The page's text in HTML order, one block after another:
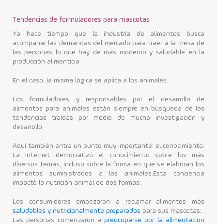
Tendencias de formuladores para mascotas
Ya hace tiempo que la industria de alimentos busca
acompañar las demandas del mercado para traer a la mesa de
las personas lo que hay de más moderno y saludable en la
producción alimenticia.
En el caso, la misma lógica se aplica a los animales.
Los formuladores y responsables por el desarrollo de
alimentos para animales están siempre en búsqueda de las
tendencias traídas por medio de mucha investigación y
desarrollo.
Aquí también entra un punto muy importante: el conocimiento.
La Internet democratizó el conocimiento sobre los más
diversos temas, incluso sobre la forma en que se elaboran los
alimentos suministrados a los animales.Esta conciencia
impactó la nutrición animal de dos formas:
Los consumidores empezaron a reclamar alimentos más
saludables y nutricionalmente preparados para sus mascotas;
Las personas comenzaron apreocuparse por la alimentación